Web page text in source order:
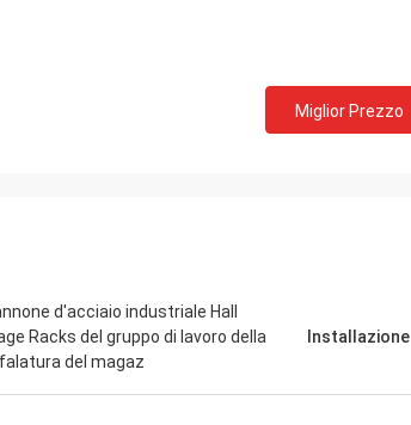
Miglior Prezzo
d'acciaio industriale Hall
Racks del gruppo di lavoro della
del magaz
Installazione